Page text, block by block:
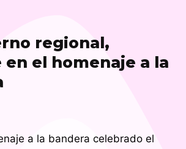
regional,
en el homenaje a la
a la bandera celebrado el